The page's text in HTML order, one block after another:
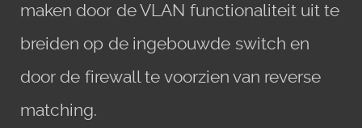
maken door de VLAN functionaliteit uit te
breiden op de ingebouwde switch en
door de firewall te voorzien van reverse
matching.